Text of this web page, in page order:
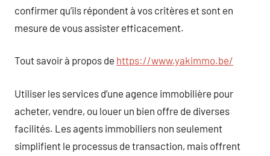
confirmer qu’ils répondent à vos critères et sont en
mesure de vous assister efficacement.
Tout savoir à propos de https://www.yakimmo.be/
Utiliser les services d’une agence immobilière pour
acheter, vendre, ou louer un bien offre de diverses
facilités. Les agents immobiliers non seulement
simplifient le processus de transaction, mais offrent